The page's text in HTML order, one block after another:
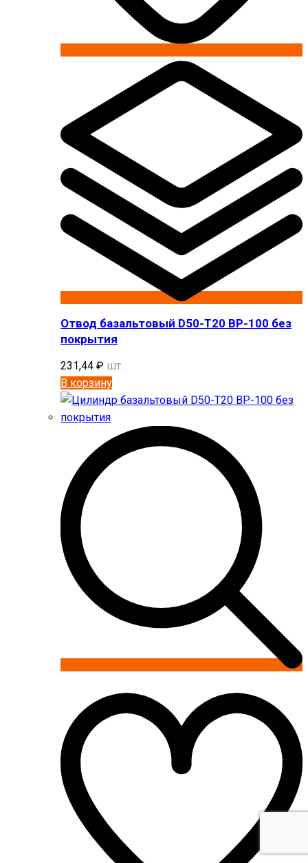
Отвод базальтовый D50-T20 BP-100 без
покрытия
231,44 ₽ шт.
В корзину